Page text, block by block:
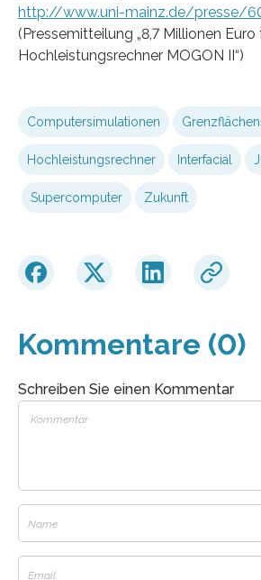
http://www.uni-mainz.de/presse/
(Pressemitteilung „8,7 Millionen Euro
Hochleistungsrechner MOGON II“)
Computersimulationen
Hochleistungsrechner Interfacial
Supercomputer Zukunft
Kommentare (0)
Schreiben Sie einen Kommentar